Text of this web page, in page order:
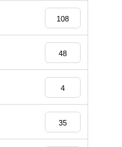
108
48
4
35